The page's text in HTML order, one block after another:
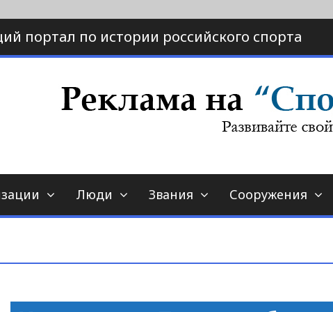
портал по истории российского спорта
страна.ру
по истории спорта
Люди Звания Сооружения